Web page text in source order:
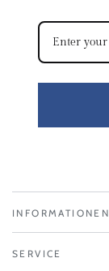
INFORMATIONEN
SERVICE